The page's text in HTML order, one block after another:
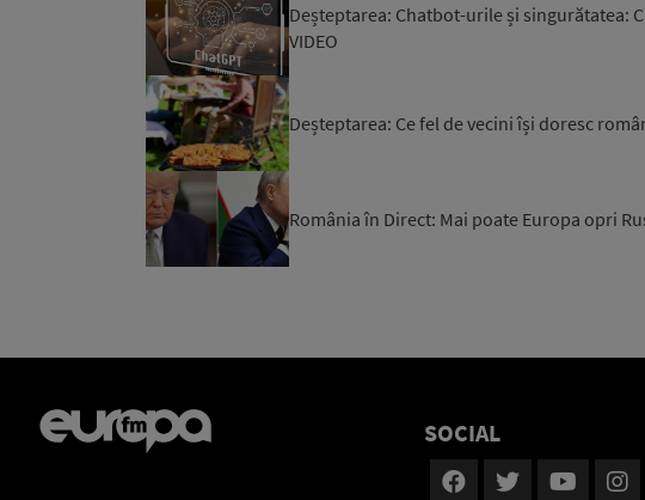
Deșteptarea: Chatbot-urile și singurătatea:
VIDEO
Deșteptarea: Ce fel de vecini își doresc
România în Direct: Mai poate Europa opri
SOCIAL